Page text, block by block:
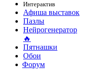
Интерактив
Афиша выставок
Пазлы
Нейрогенератор
🔥
Пятнашки
Обои
Форум